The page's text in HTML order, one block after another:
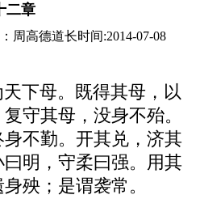
二章
周高德道长时间:2014-07-08
下母。既得其母，以
守其母，没身不殆。
不勤。开其兑，济其
明，守柔曰强。用其
殃；是谓袭常。